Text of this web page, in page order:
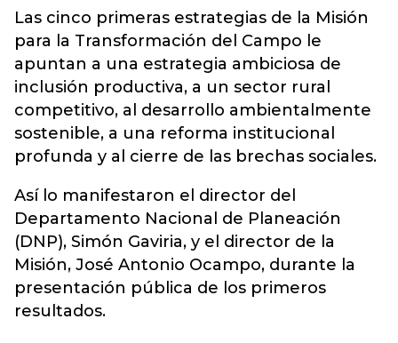
Las cinco primeras estrategias de la Misión
para la Transformación del Campo le
apuntan a una estrategia ambiciosa de
inclusión productiva, a un sector rural
competitivo, al desarrollo ambientalmente
sostenible, a una reforma institucional
profunda y al cierre de las brechas sociales.
Así lo manifestaron el director del
Departamento Nacional de Planeación
(DNP), Simón Gaviria, y el director de la
Misión, José Antonio Ocampo, durante la
presentación pública de los primeros
resultados.